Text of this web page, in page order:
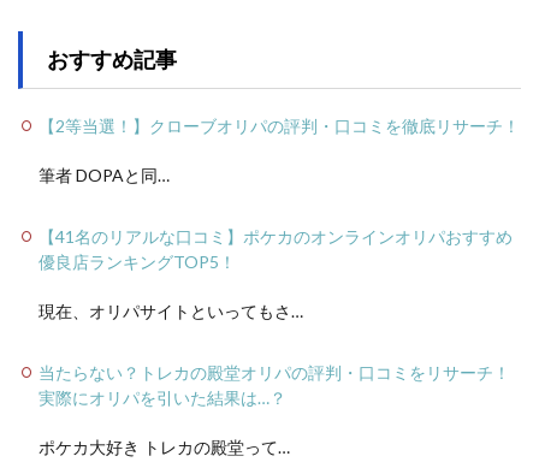
おすすめ記事
【2等当選！】クローブオリパの評判・口コミを徹底リサーチ！
筆者 DOPAと同…
【41名のリアルな口コミ】ポケカのオンラインオリパおすすめ
優良店ランキングTOP5！
現在、オリパサイトといってもさ…
当たらない？トレカの殿堂オリパの評判・口コミをリサーチ！
実際にオリパを引いた結果は…？
ポケカ大好き トレカの殿堂って…